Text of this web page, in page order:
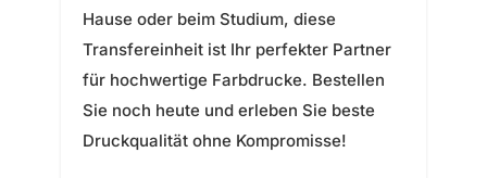
Hause oder beim Studium, diese
Transfereinheit ist Ihr perfekter Partner
für hochwertige Farbdrucke. Bestellen
Sie noch heute und erleben Sie beste
Druckqualität ohne Kompromisse!